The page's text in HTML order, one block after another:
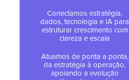
Conectamos estratégia,
dados, tecnologia e IA para
estruturar crescimento com
clareza e escala
Atuamos de ponta a ponta,
da estratégia à operação,
apoiando a evolução